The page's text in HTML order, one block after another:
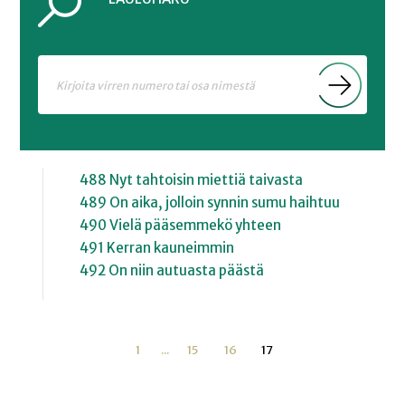
488 Nyt tahtoisin miettiä taivasta
489 On aika, jolloin synnin sumu haihtuu
490 Vielä pääsemmekö yhteen
491 Kerran kauneimmin
492 On niin autuasta päästä
1 ... 15 16 17